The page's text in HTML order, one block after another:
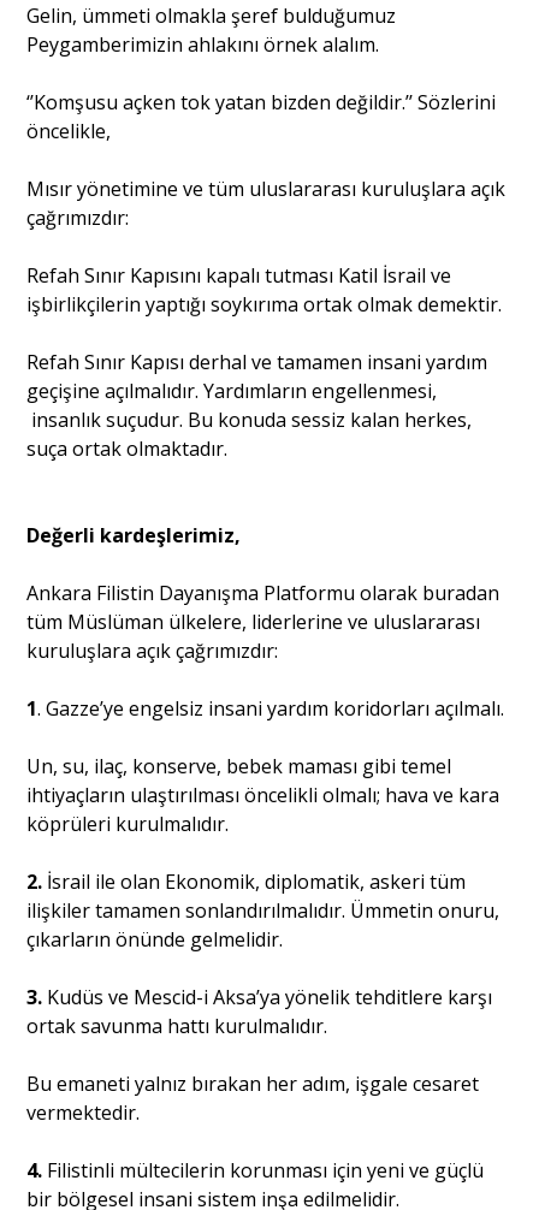
Gelin, ümmeti olmakla şeref bulduğumuz
Peygamberimizin ahlakını örnek alalım.
‘’Komşusu açken tok yatan bizden değildir.’’ Sözlerini
öncelikle,
Mısır yönetimine ve tüm uluslararası kuruluşlara açık
çağrımızdır:
Refah Sınır Kapısını kapalı tutması Katil İsrail ve
işbirlikçilerin yaptığı soykırıma ortak olmak demektir.
Refah Sınır Kapısı derhal ve tamamen insani yardım
geçişine açılmalıdır. Yardımların engellenmesi,
insanlık suçudur. Bu konuda sessiz kalan herkes,
suça ortak olmaktadır.
Değerli kardeşlerimiz,
Ankara Filistin Dayanışma Platformu olarak buradan
tüm Müslüman ülkelere, liderlerine ve uluslararası
kuruluşlara açık çağrımızdır:
1. Gazze’ye engelsiz insani yardım koridorları açılmalı.
Un, su, ilaç, konserve, bebek maması gibi temel
ihtiyaçların ulaştırılması öncelikli olmalı; hava ve kara
köprüleri kurulmalıdır.
2. İsrail ile olan Ekonomik, diplomatik, askeri tüm
ilişkiler tamamen sonlandırılmalıdır. Ümmetin onuru,
çıkarların önünde gelmelidir.
3. Kudüs ve Mescid-i Aksa’ya yönelik tehditlere karşı
ortak savunma hattı kurulmalıdır.
Bu emaneti yalnız bırakan her adım, işgale cesaret
vermektedir.
4. Filistinli mültecilerin korunması için yeni ve güçlü
bir bölgesel insani sistem inşa edilmelidir.